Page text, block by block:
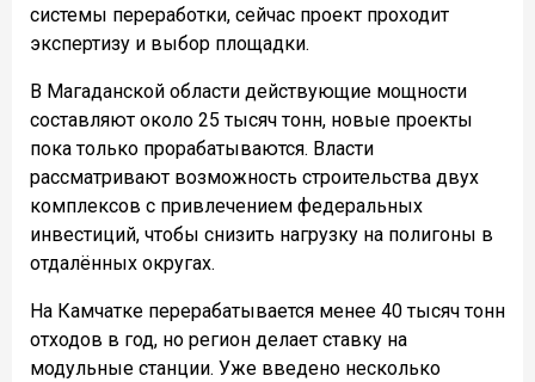
системы переработки, сейчас проект проходит
экспертизу и выбор площадки.
В Магаданской области действующие мощности
составляют около 25 тысяч тонн, новые проекты
пока только прорабатываются. Власти
рассматривают возможность строительства двух
комплексов с привлечением федеральных
инвестиций, чтобы снизить нагрузку на полигоны в
отдалённых округах.
На Камчатке перерабатывается менее 40 тысяч тонн
отходов в год, но регион делает ставку на
модульные станции. Уже введено несколько